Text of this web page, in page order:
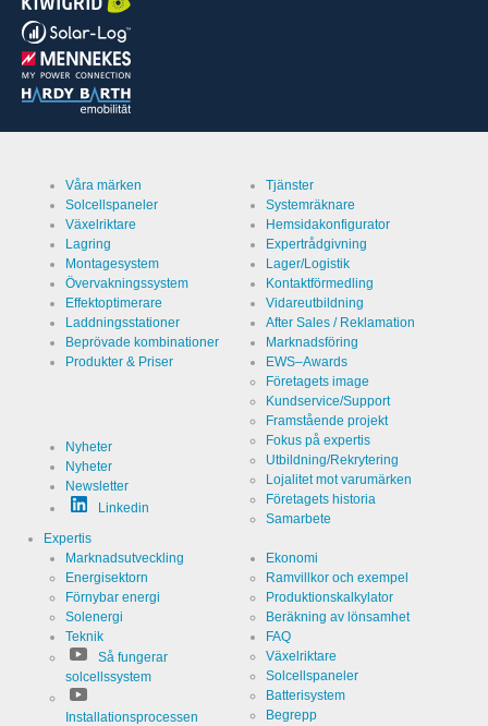
Våra märken
Solcellspaneler
Växelriktare
Lagring
Montagesystem
Övervakningssystem
Effektoptimerare
Laddningsstationer
Beprövade kombinationer
Produkter & Priser
Nyheter
Nyheter
Newsletter
Linkedin
Tjänster
Systemräknare
Hemsidakonfigurator
Expertrådgivning
Lager/Logistik
Kontaktförmedling
Vidareutbildning
After Sales / Reklamation
Marknadsföring
EWS–Awards
Företagets image
Kundservice/Support
Framstående projekt
Fokus på expertis
Utbildning/Rekrytering
Lojalitet mot varumärken
Företagets historia
Samarbete
Expertis
Marknadsutveckling
Energisektorn
Förnybar energi
Solenergi
Teknik
Så fungerar
solcellssystem
Installationsprocessen
Ekonomi
Ramvillkor och exempel
Produktionskalkylator
Beräkning av lönsamhet
FAQ
Växelriktare
Solcellspaneler
Batterisystem
Begrepp